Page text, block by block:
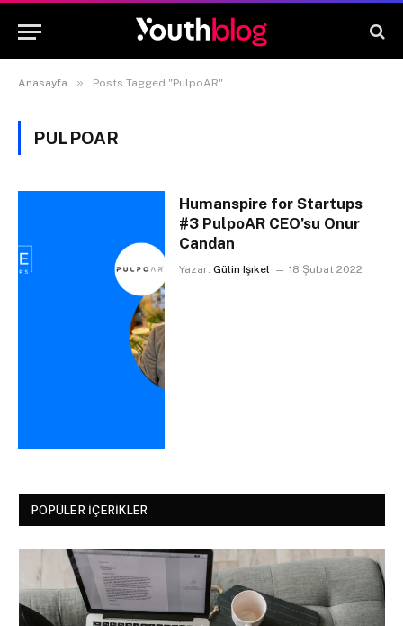
Anasayfa » Posts Tagged "PulpoAR"
PULPOAR
Humanspire for Startups
#3 PulpoAR CEO’su Onur
Candan
Yazar: Gülin Işıkel 18 Şubat 2022
POPÜLER İÇERIKLER